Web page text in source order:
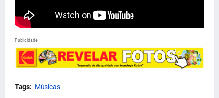
Publicidade
Tags: Músicas